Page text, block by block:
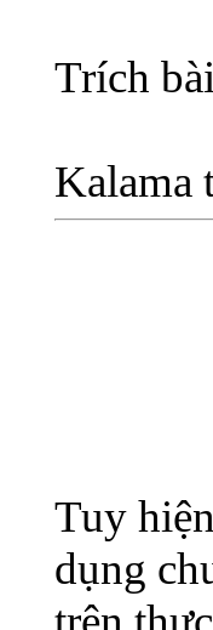
Trích
Kalama
Tuy
dụng